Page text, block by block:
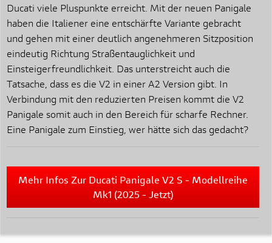
Ducati viele Pluspunkte erreicht. Mit der neuen Panigale
haben die Italiener eine entschärfte Variante gebracht
und gehen mit einer deutlich angenehmeren Sitzposition
eindeutig Richtung Straßentauglichkeit und
Einsteigerfreundlichkeit. Das unterstreicht auch die
Tatsache, dass es die V2 in einer A2 Version gibt. In
Verbindung mit den reduzierten Preisen kommt die V2
Panigale somit auch in den Bereich für scharfe Rechner.
Eine Panigale zum Einstieg, wer hätte sich das gedacht?
Mehr Infos Zur Ducati Panigale V2 S - Modellreihe
Mk1 (2025 - Jetzt)